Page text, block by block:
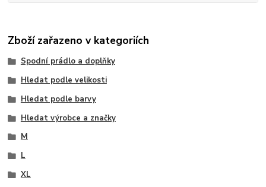
Zboží zařazeno v kategoriích
Spodní prádlo a doplňky
Hledat podle velikosti
Hledat podle barvy
Hledat výrobce a značky
M
L
XL